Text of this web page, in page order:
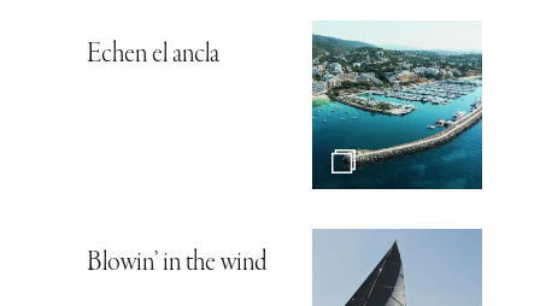
Echen el ancla
Blowin’ in the wind